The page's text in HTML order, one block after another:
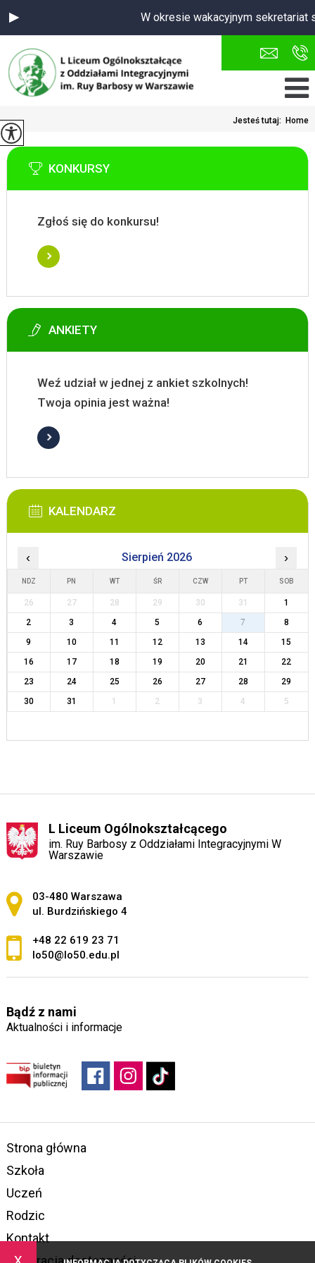
W okresie wakacyjnym sekretariat
Jesteś tutaj: Home
KONKURSY
Zgłoś się do konkursu!
ANKIETY
Weź udział w jednej z ankiet szkolnych!
Twoja opinia jest ważna!
KALENDARZ
‹ Sierpień 2026 ›
NDZ PN WT ŚR CZW PT SOB
26 27 28 29 30 31
1
2
3 4 5 6 7
8
9
10 11 12 13 14
15
16
17 18 19 20 21
22
23
24 25 26 27 28
29
30
31 1 2 3 4 5
L Liceum Ogólnokształcącego
im. Ruy Barbosy z Oddziałami Integracyjnymi W
Warszawie
Adres pocztowy:
03-480 Warszawa
ul. Burdzińskiego 4
+48 22 619 23 71
lo50@lo50.edu.pl
Bądź z nami
Aktualności i informacje
Strona główna
Szkoła
Uczeń
Rodzic
Kontakt